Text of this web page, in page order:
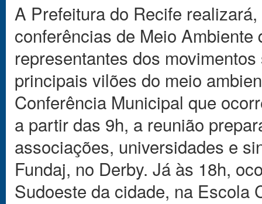
A Prefeitura do Recife
conferências de Meio
representantes dos
principais vilões do meio
Conferência Municipal que
a partir das 9h, a reunião
associações, universidades e
Fundaj, no Derby. Já às 18h,
Sudoeste da cidade, na Escola